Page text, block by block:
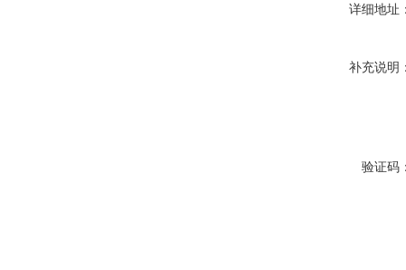
详细地址
补充说明
验证码